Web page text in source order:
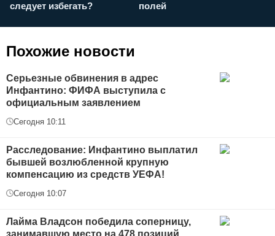
следует избегать?
полей
Похожие новости
Серьезные обвинения в адрес
Инфантино: ФИФА выступила с
официальным заявлением
Сегодня 10:11
Расследование: Инфантино выплатил
бывшей возлюбленной крупную
компенсацию из средств УЕФА!
Сегодня 10:07
Лайма Владсон победила соперницу,
занимавшую место на 478 позиций